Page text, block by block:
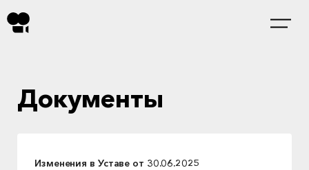
Документы
Изменения в Уставе от 30.06.2025